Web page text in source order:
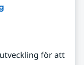
för att